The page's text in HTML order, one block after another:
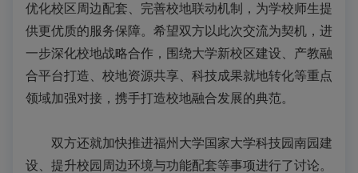
优化校区周边配套、完善校地联动机制，为学校师生提
供更优质的服务保障。希望双方以此次交流为契机，进
一步深化校地战略合作，围绕大学新校区建设、产教融
合平台打造、校地资源共享、科技成果就地转化等重点
领域加强对接，携手打造校地融合发展的典范。
双方还就加快推进福州大学国家大学科技园南园建
设、提升校园周边环境与功能配套等事项进行了讨论。